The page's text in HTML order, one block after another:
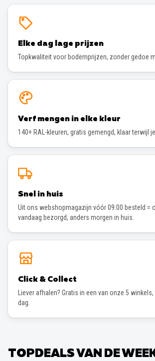
Elke dag lage prijzen
Topkwaliteit voor bodemprijzen, zonder gedoe
Verf mengen in elke kleur
140+ RAL-kleuren, gratis gemengd, klaar terwijl
Snel in huis
Uit ons webshopmagazijn vóór 09:00 besteld =
vandaag bezorgd, anders morgen in huis.
Click & Collect
Liever afhalen? Gratis in een van onze 5
dag.
TOPDEALS VAN DE